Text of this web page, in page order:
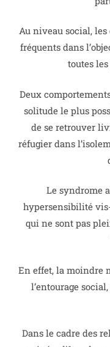
Au niveau social,
fréquents dans
toutes
Deux
solitude le plus
de se retrouver
réfugier dans
Le syndrome
hypersensibilité
qui ne sont pas
En effet, la moindre
l’entourage
Dans le cadre des